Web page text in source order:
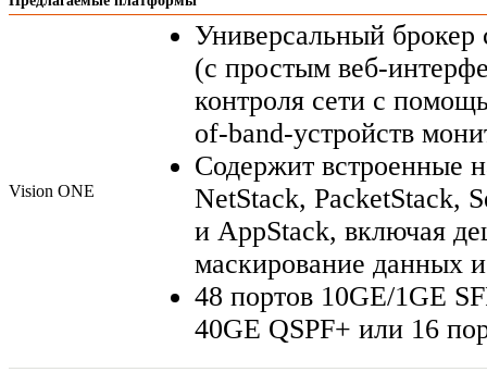
Vision ONE
Универсальный брокер
(с простым веб-
контроля сети с
of-band-устройств
Содержит встроенные
NetStack, PacketStack,
и AppStack, включая
маскирование данных
48 портов 10GE/1GE
40GE QSPF+ или 16